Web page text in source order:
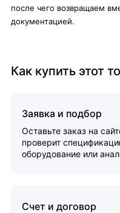
после чего возвращаем
документацией.
Как купить этот
Заявка и подбор
Оставьте заказ на
проверит
оборудование или
Счет и договор